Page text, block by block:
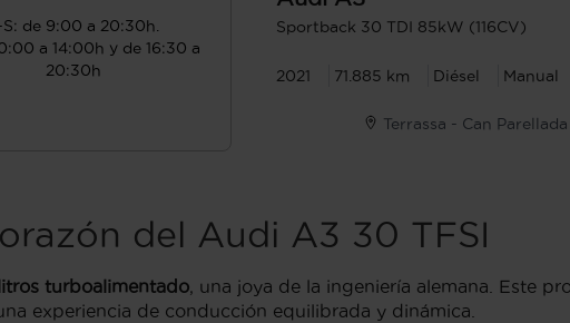
S: de 9:00 a 20:30h.
a 14:00h y de 16:30 a
20:30h
Sportback 30 TDI 85kW (116CV)
2021 71.885 km Diésel Manual
Terrassa - Can Parellada
del Audi A3 30 TFSI
turboalimentado, una joya de la ingeniería alemana. Este
experiencia de conducción equilibrada y dinámica.